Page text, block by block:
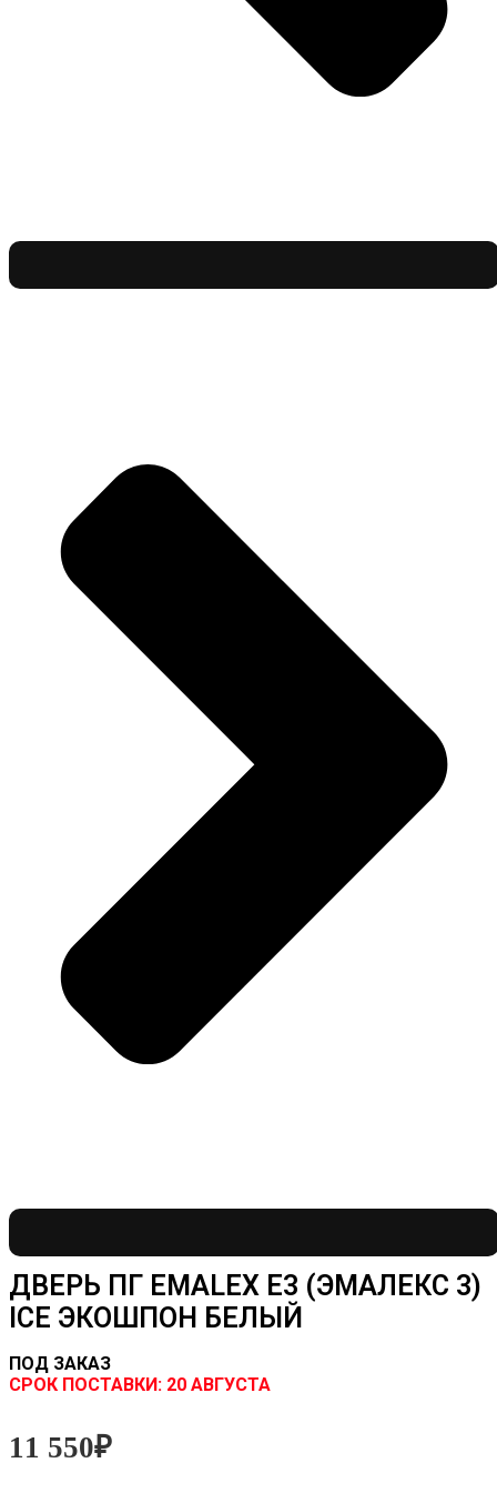
ДВЕРЬ ПГ EMALEX E3 (ЭМАЛЕКС 3)
ICE ЭКОШПОН БЕЛЫЙ
ПОД ЗАКАЗ
CРОК ПОСТАВКИ: 20 АВГУСТА
11 550₽